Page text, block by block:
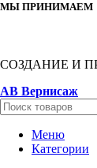
МЫ ПРИНИМАЕМ
СОЗДАНИЕ И
АВ Вернисаж
Меню
Категории